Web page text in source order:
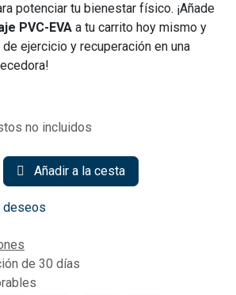
potenciar tu bienestar físico. ¡Añade
PVC-EVA a tu carrito hoy mismo y
ejercicio y recuperación en una
no incluidos
Añadir a la cesta
deseos
de 30 días